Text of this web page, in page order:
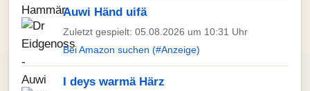
Auwi Händ uifä
Zuletzt gespielt: 05.08.2026 um 10:31 Uhr
Bei Amazon suchen (#Anzeige)
I deys warmä Härz